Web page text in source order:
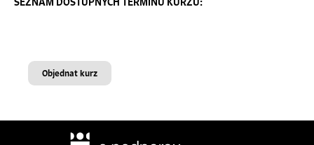
Objednat kurz